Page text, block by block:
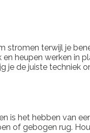
stromen terwijl je
heupen werken in
je de juiste techniek
is het hebben van
of gebogen rug.